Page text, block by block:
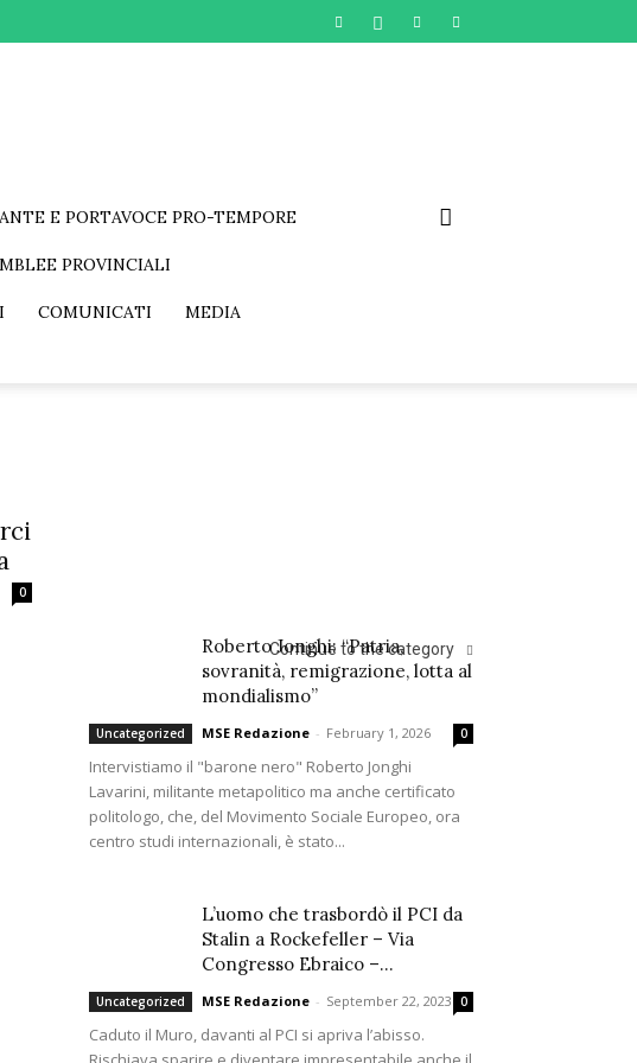
E PORTAVOCE PRO-TEMPORE
PROVINCIALI
COMUNICATI MEDIA
0
Continue to the category
Roberto Jonghi: “Patria,
sovranità, remigrazione, lotta al
mondialismo”
Uncategorized MSE Redazione - February 1, 2026 0
Intervistiamo il "barone nero" Roberto Jonghi
Lavarini, militante metapolitico ma anche certificato
politologo, che, del Movimento Sociale Europeo, ora
centro studi internazionali, è stato...
L’uomo che trasbordò il PCI da
Stalin a Rockefeller – Via
Congresso Ebraico –...
Uncategorized MSE Redazione - September 22, 2023 0
Caduto il Muro, davanti al PCI si apriva l’abisso.